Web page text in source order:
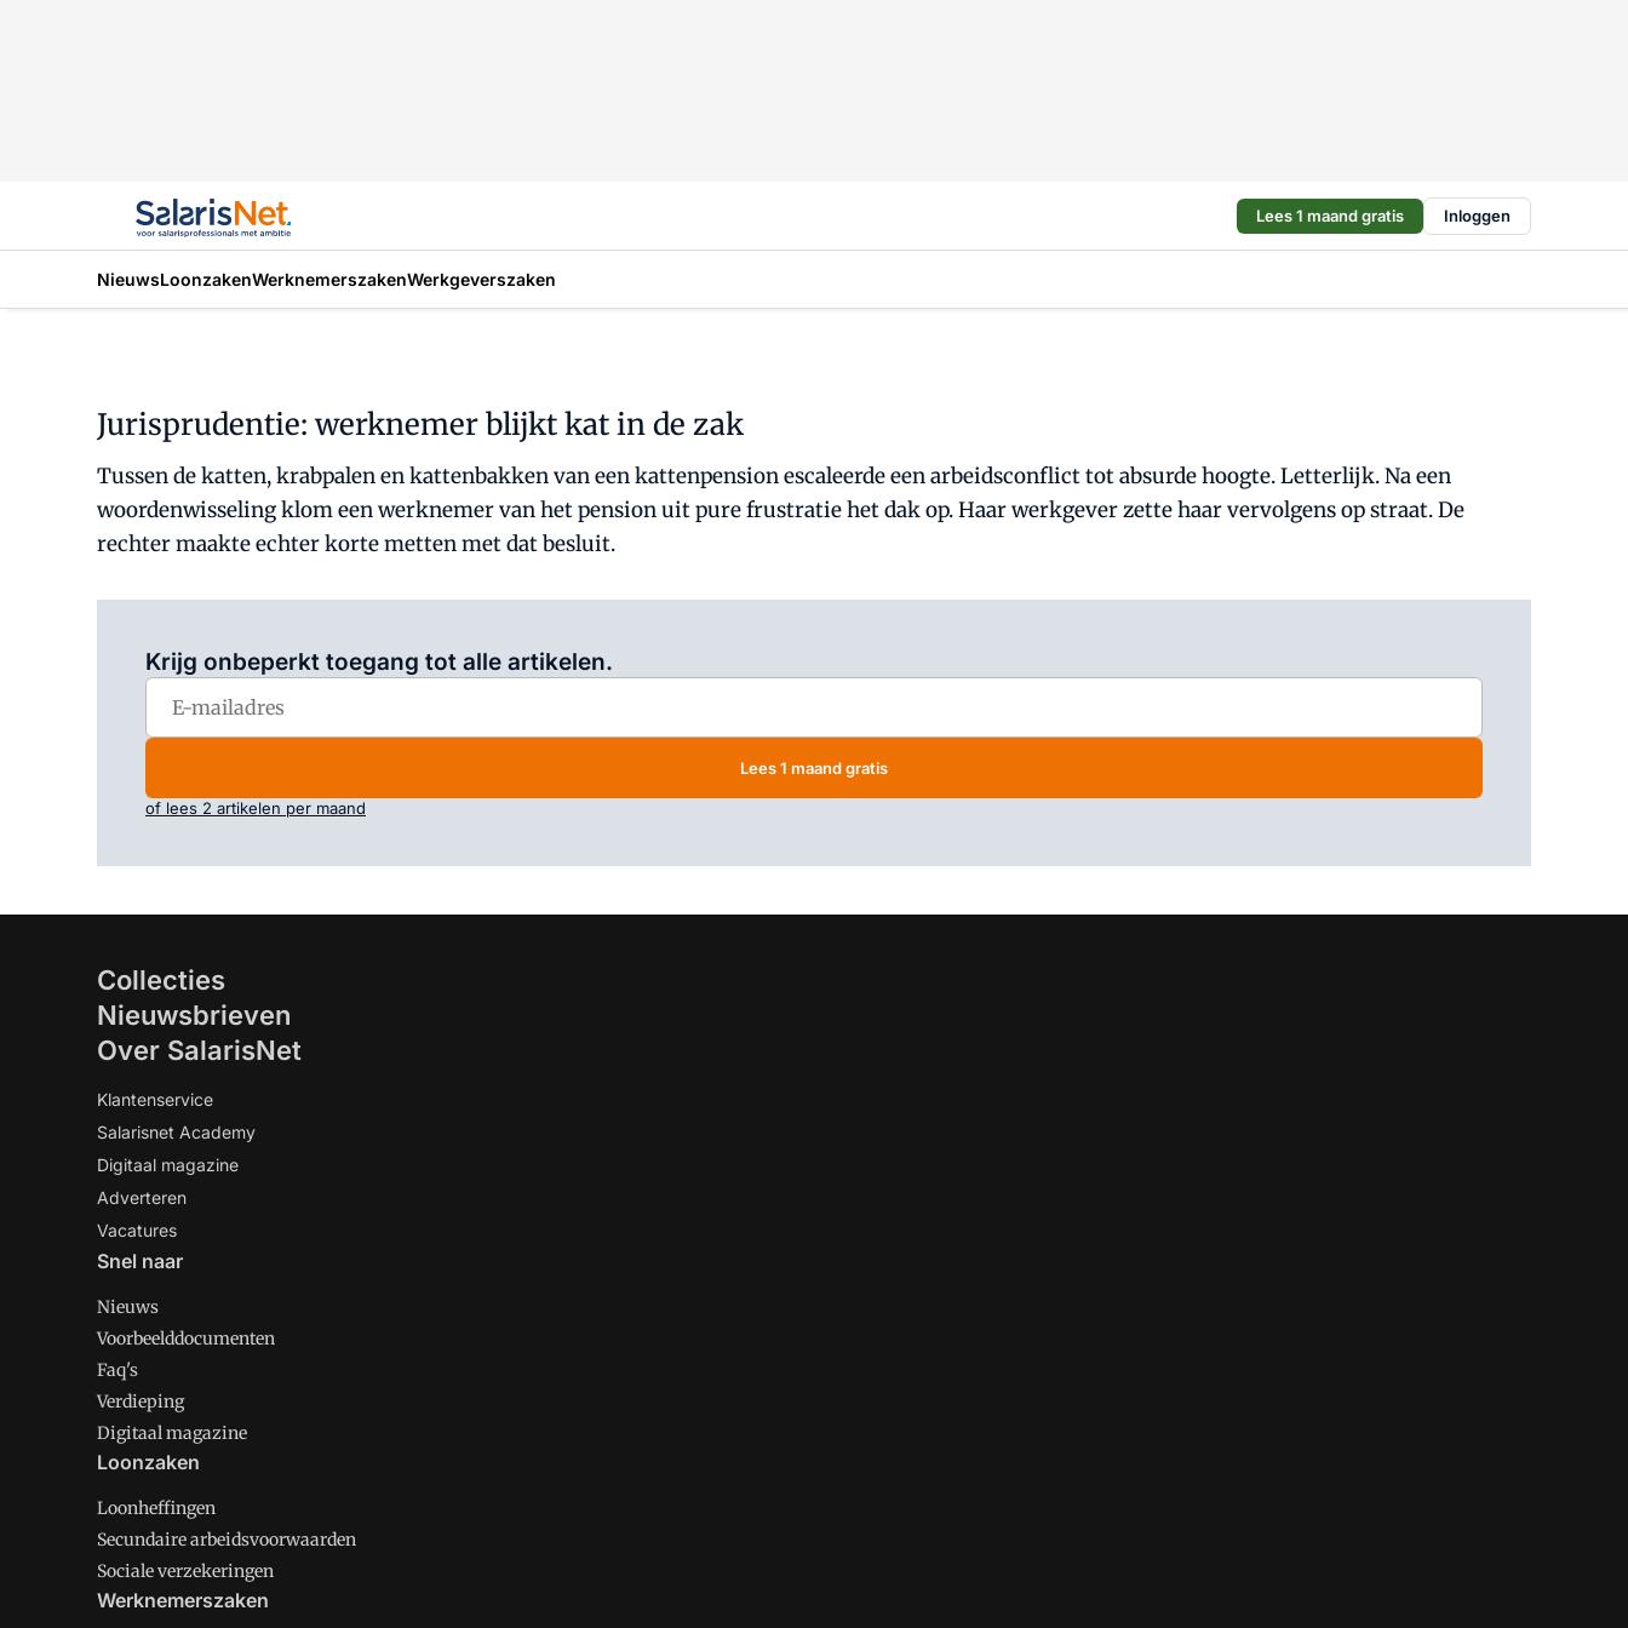
Lees 1 maand gratis Inloggen
NieuwsLoonzakenWerknemerszakenWerkgeverszaken
Jurisprudentie: werknemer blijkt kat in de zak
Tussen de katten, krabpalen en kattenbakken van een kattenpension escaleerde een arbeidsconflict tot absurde hoogte. Letterlijk. Na een
woordenwisseling klom een werknemer van het pension uit pure frustratie het dak op. Haar werkgever zette haar vervolgens op straat. De
rechter maakte echter korte metten met dat besluit.
Krijg onbeperkt toegang tot alle artikelen.
Lees 1 maand gratis
of lees 2 artikelen per maand
Collecties
Nieuwsbrieven
Over SalarisNet
Klantenservice
Salarisnet Academy
Digitaal magazine
Adverteren
Vacatures
Snel naar
Nieuws
Voorbeelddocumenten
Faq's
Verdieping
Digitaal magazine
Loonzaken
Loonheffingen
Secundaire arbeidsvoorwaarden
Sociale verzekeringen
Werknemerszaken